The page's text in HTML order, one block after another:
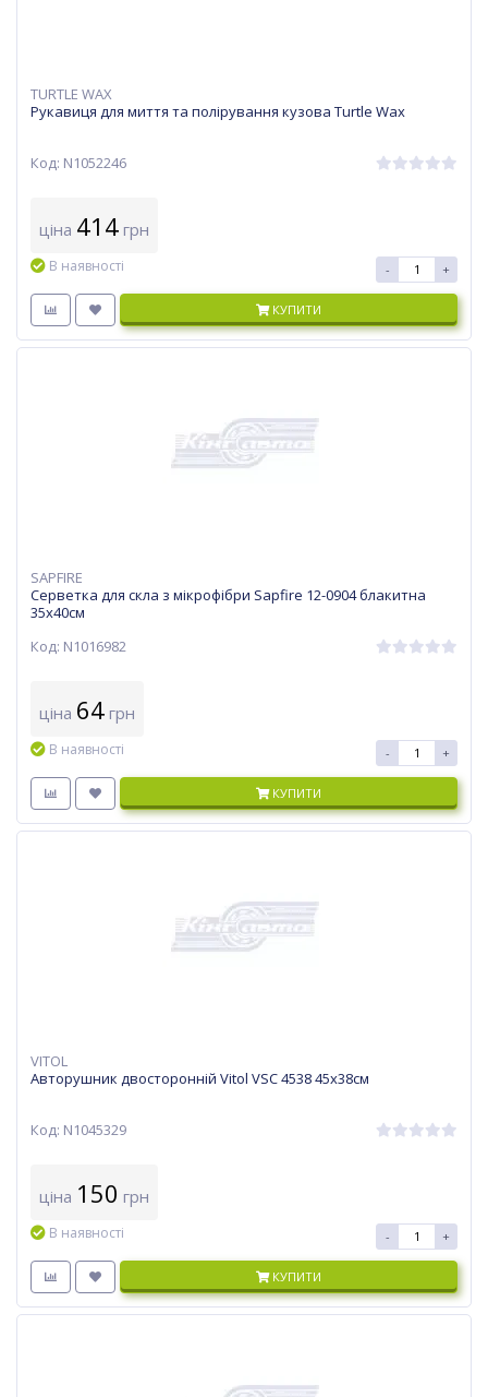
TURTLE WAX
Рукавиця для миття та полірування кузова Turtle Wax
Код: N1052246
ціна 414 грн
В наявності - +
КУПИТИ
SAPFIRE
Серветка для скла з мікрофібри Sapfire 12-0904 блакитна
35x40см
Код: N1016982
ціна 64 грн
В наявності - +
КУПИТИ
VITOL
Авторушник двосторонній Vitol VSC 4538 45х38см
Код: N1045329
ціна 150 грн
В наявності - +
КУПИТИ